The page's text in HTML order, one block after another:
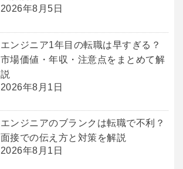
2026年8月5日
エンジニア1年目の転職は早すぎる？
市場価値・年収・注意点をまとめて解
説
2026年8月1日
エンジニアのブランクは転職で不利？
面接での伝え方と対策を解説
2026年8月1日